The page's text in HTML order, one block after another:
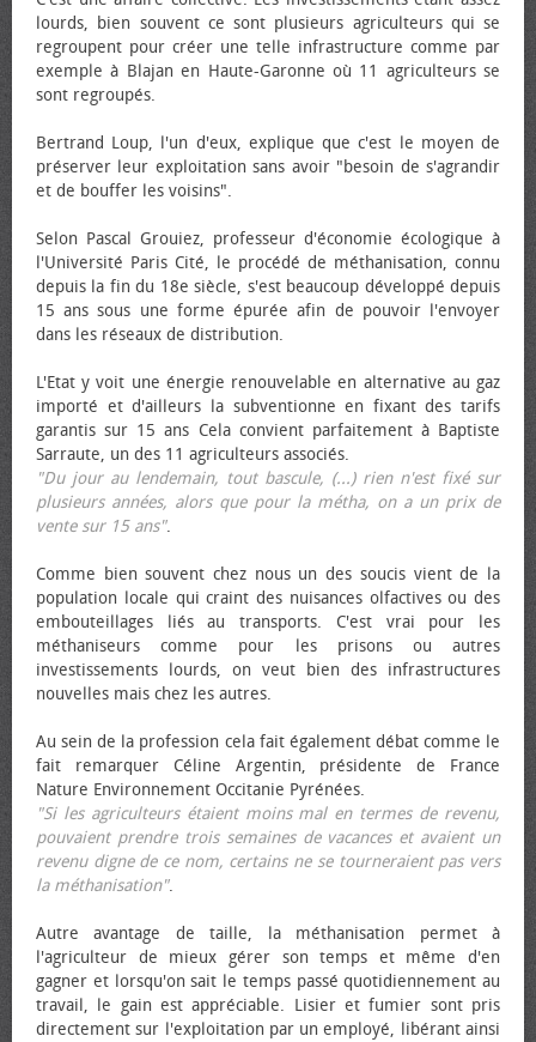
lourds, bien souvent ce sont plusieurs agriculteurs qui se
regroupent pour créer une telle infrastructure comme par
exemple à Blajan en Haute-Garonne où 11 agriculteurs se
sont regroupés.
Bertrand Loup, l'un d'eux, explique que c'est le moyen de
préserver leur exploitation sans avoir "besoin de s'agrandir
et de bouffer les voisins".
Selon Pascal Grouiez, professeur d'économie écologique à
l'Université Paris Cité, le procédé de méthanisation, connu
depuis la fin du 18e siècle, s'est beaucoup développé depuis
15 ans sous une forme épurée afin de pouvoir l'envoyer
dans les réseaux de distribution.
L'Etat y voit une énergie renouvelable en alternative au gaz
importé et d'ailleurs la subventionne en fixant des tarifs
garantis sur 15 ans Cela convient parfaitement à Baptiste
Sarraute, un des 11 agriculteurs associés.
"Du jour au lendemain, tout bascule, (...) rien n'est fixé sur
plusieurs années, alors que pour la métha, on a un prix de
vente sur 15 ans".
Comme bien souvent chez nous un des soucis vient de la
population locale qui craint des nuisances olfactives ou des
embouteillages liés au transports. C'est vrai pour les
méthaniseurs comme pour les prisons ou autres
investissements lourds, on veut bien des infrastructures
nouvelles mais chez les autres.
Au sein de la profession cela fait également débat comme le
fait remarquer Céline Argentin, présidente de France
Nature Environnement Occitanie Pyrénées.
"Si les agriculteurs étaient moins mal en termes de revenu,
pouvaient prendre trois semaines de vacances et avaient un
revenu digne de ce nom, certains ne se tourneraient pas vers
la méthanisation".
Autre avantage de taille, la méthanisation permet à
l'agriculteur de mieux gérer son temps et même d'en
gagner et lorsqu'on sait le temps passé quotidiennement au
travail, le gain est appréciable. Lisier et fumier sont pris
directement sur l'exploitation par un employé, libérant ainsi